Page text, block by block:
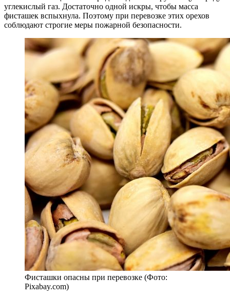
углекислый газ. Достаточно одной искры, чтобы масса
фисташек вспыхнула. Поэтому при перевозке этих орехов
соблюдают строгие меры пожарной безопасности.
Фисташки опасны при перевозке (Фото:
Pixabay.com)